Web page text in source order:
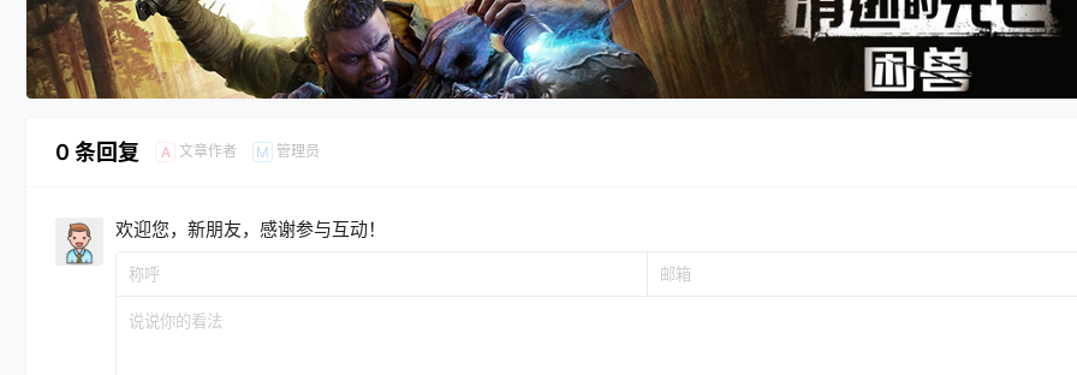
0 条回复 A 文章作者 M 管理员
欢迎您，新朋友，感谢参与互动！